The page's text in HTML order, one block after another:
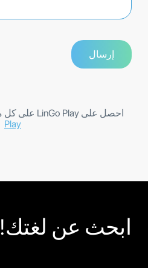
احصل على LinGo Play على كل من
Play
ابحث عن لغتك!